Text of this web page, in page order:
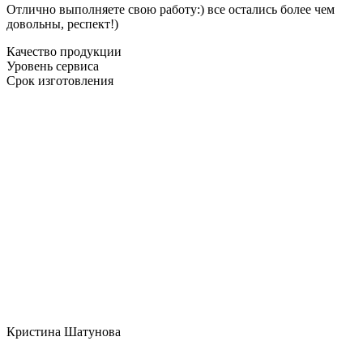
Отлично выполняете свою работу:) все остались более чем
довольны, респект!)
Качество продукции
Уровень сервиса
Срок изготовления
Кристина Шатунова